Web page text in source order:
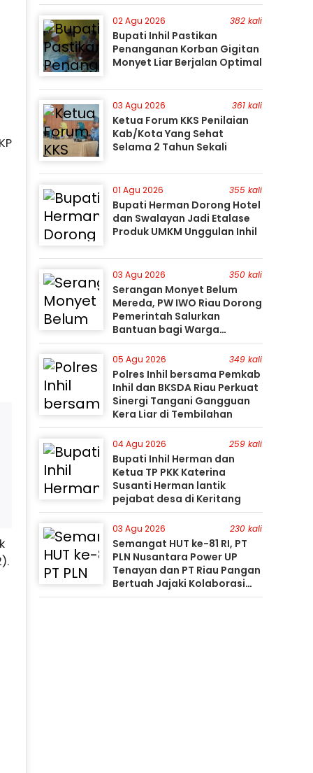
02 Agu 2026 382 kali
Bupati Inhil Pastikan
Penanganan Korban Gigitan
Monyet Liar Berjalan Optimal
03 Agu 2026 361 kali
Ketua Forum KKS Penilaian
Kab/Kota Yang Sehat
Selama 2 Tahun Sekali
01 Agu 2026 355 kali
Bupati Herman Dorong Hotel
dan Swalayan Jadi Etalase
Produk UMKM Unggulan Inhil
03 Agu 2026 350 kali
Serangan Monyet Belum
Mereda, PW IWO Riau Dorong
Pemerintah Salurkan
Bantuan bagi Warga
Terdampak
05 Agu 2026 349 kali
Polres Inhil bersama Pemkab
Inhil dan BKSDA Riau Perkuat
Sinergi Tangani Gangguan
Kera Liar di Tembilahan
04 Agu 2026 259 kali
Bupati Inhil Herman dan
Ketua TP PKK Katerina
Susanti Herman lantik
pejabat desa di Keritang
03 Agu 2026 230 kali
Semangat HUT ke-81 RI, PT
PLN Nusantara Power UP
Tenayan dan PT Riau Pangan
Bertuah Jajaki Kolaborasi
Pemanfaatan Limbah FABA